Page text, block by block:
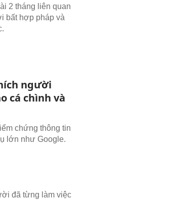
2 tháng liên quan
bất hợp pháp và
người
cá chình và
chứng thông tin
lớn như Google.
đã từng làm việc